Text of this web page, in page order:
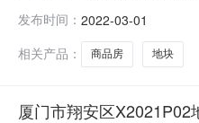
理责任期限自双方
段服务期。质量目
发布时间： 2022-03-01
相关产品：
商品房 地块
厦门市翔安区